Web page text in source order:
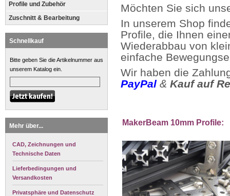
Profile und Zubehör
Zuschnitt & Bearbeitung
Schnellkauf
Bitte geben Sie die Artikelnummer aus
unserem Katalog ein.
Mehr über...
CAD, Zeichnungen und
Technische Daten
Lieferbedingungen und
Versandkosten
Privatsphäre und Datenschutz
Möchten Sie sich
In unserem Shop
Profile, die Ihnen
Wiederabbau von
einfache
Wir haben die
PayPal & Kauf auf
MakerBeam 10mm Profile: